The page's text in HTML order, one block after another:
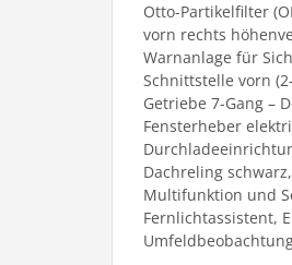
Otto-Partikelfilter
vorn rechts
Warnanlage für
Schnittstelle vorn
Getriebe 7-Gang –
Fensterheber
Dachreling
Multifunktion und
Fernlichtassistent,